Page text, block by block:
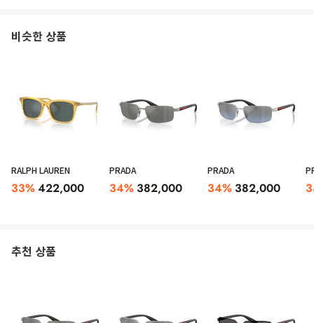
비슷한 상품
RALPH LAUREN
33%422,000
PRADA
34% 382,000
PRADA
34% 382,000
추천 상품